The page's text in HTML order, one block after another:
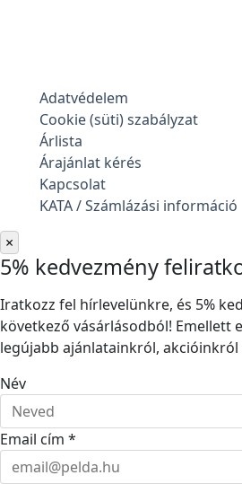
Adatvédelem
Cookie (süti) szabályzat
Árlista
Árajánlat kérés
Kapcsolat
KATA / Számlázási információ
×
5% kedvezmény
Iratkozz fel hírlevelünkre, és 5%
következő vásárlásodból! Emellett
legújabb ajánlatainkról,
Név
Email cím *